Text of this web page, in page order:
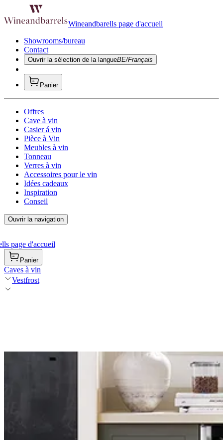
Wineandbarells page d'accueil
Showrooms/bureau
Contact
Ouvrir la sélection de la langueBE/Français
Panier
Offres
Cave à vin
Casier á vin
Pièce à Vin
Meubles à vin
Tonneau
Verres à vin
Accessoires pour le vin
Idées cadeaux
Inspiration
Conseil
Ouvrir la navigation
page d'accueil
Panier
Caves à vin
Vestfrost